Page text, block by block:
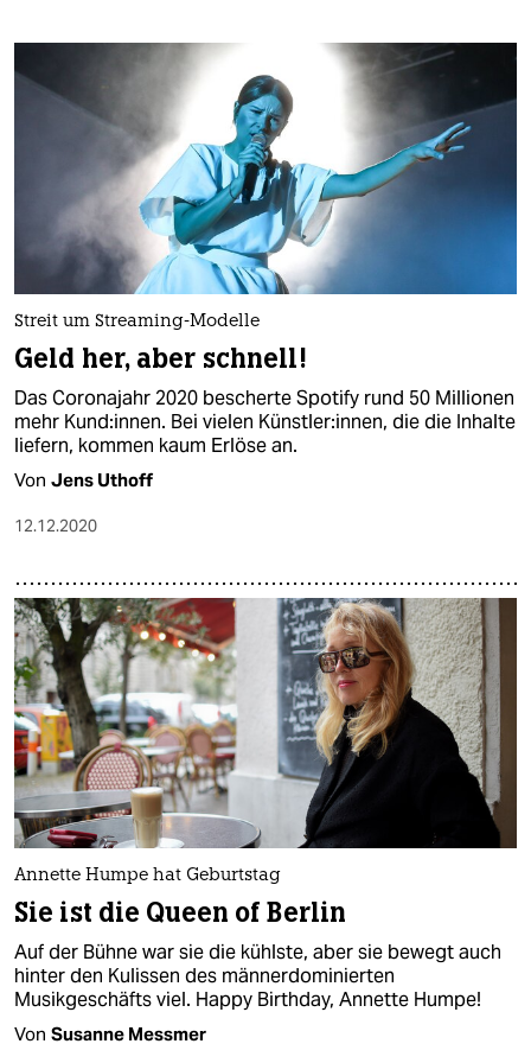
Streit um Streaming-Modelle
Geld her, aber schnell!
Das Coronajahr 2020 bescherte Spotify rund 50 Millionen
mehr Kund:innen. Bei vielen Künstler:innen, die die Inhalte
liefern, kommen kaum Erlöse an.
Von Jens Uthoff
12.12.2020
Annette Humpe hat Geburtstag
Sie ist die Queen of Berlin
Auf der Bühne war sie die kühlste, aber sie bewegt auch
hinter den Kulissen des männerdominierten
Musikgeschäfts viel. Happy Birthday, Annette Humpe!
Von Susanne Messmer